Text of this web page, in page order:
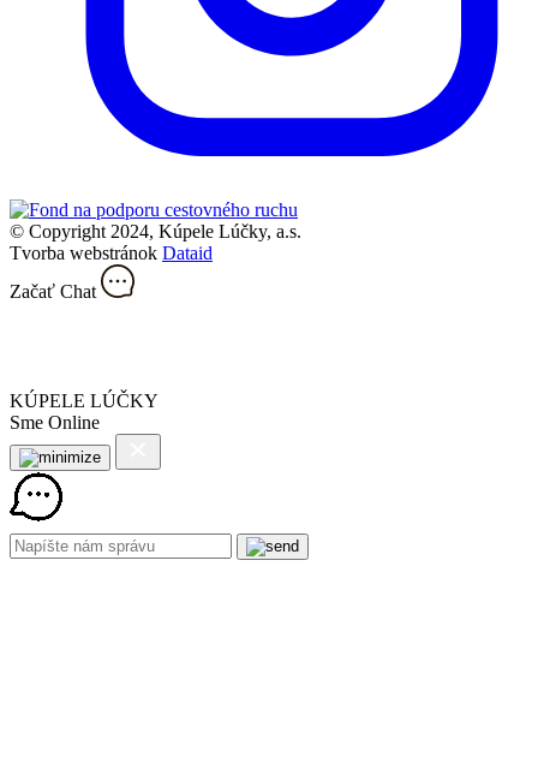
© Copyright 2024, Kúpele Lúčky, a.s.
Tvorba webstránok Dataid
Začať Chat
KÚPELE LÚČKY
Sme Online